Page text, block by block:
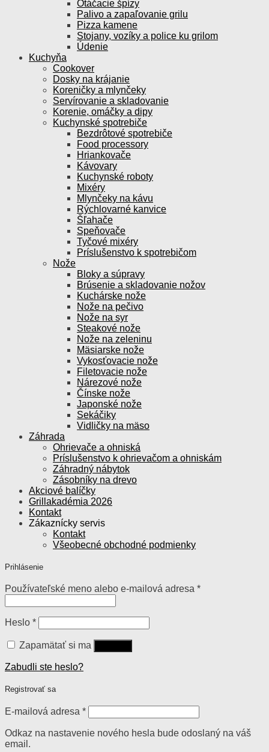
Otáčacie špízy
Palivo a zapaľovanie grilu
Pizza kamene
Stojany, vozíky a police ku grilom
Údenie
Kuchyňa
Cookover
Dosky na krájanie
Koreničky a mlynčeky
Servírovanie a skladovanie
Korenie, omáčky a dipy
Kuchynské spotrebiče
Bezdrôtové spotrebiče
Food processory
Hriankovače
Kávovary
Kuchynské roboty
Mixéry
Mlynčeky na kávu
Rýchlovarné kanvice
Šľahače
Speňovače
Tyčové mixéry
Príslušenstvo k spotrebičom
Nože
Bloky a súpravy
Brúsenie a skladovanie nožov
Kuchárske nože
Nože na pečivo
Nože na syr
Steakové nože
Nože na zeleninu
Mäsiarske nože
Vykosťovacie nože
Filetovacie nože
Nárezové nože
Čínske nože
Japonské nože
Sekáčiky
Vidličky na mäso
Záhrada
Ohrievače a ohniská
Príslušenstvo k ohrievačom a ohniskám
Záhradný nábytok
Zásobníky na drevo
Akciové balíčky
Grillakadémia 2026
Kontakt
Zákaznícky servis
Kontakt
Všeobecné obchodné podmienky
Prihlásenie
Používateľské meno alebo e-mailová adresa *
Heslo *
Zapamätať si ma
Zabudli ste heslo?
Registrovať sa
E-mailová adresa *
Odkaz na nastavenie nového hesla bude odoslaný na váš
email.